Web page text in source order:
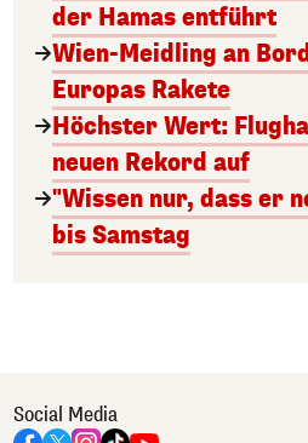
der Hamas entführt
Wien-Meidling an
Europas Rakete
Höchster Wert:
neuen Rekord auf
"Wissen nur, dass er
bis Samstag
Social Media